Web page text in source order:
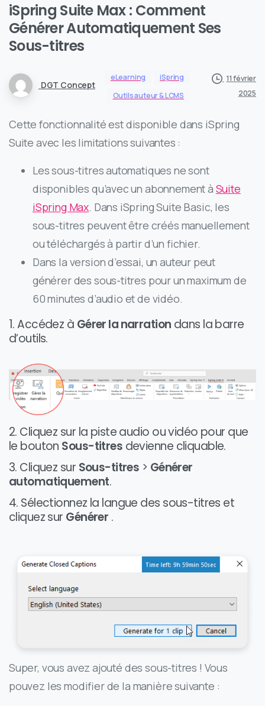
iSpring Suite Max : Comment
Générer Automatiquement Ses
Sous-titres
DGT Concept
eLearning
iSpring
Outils auteur & LCMS
11 février
2025
Cette fonctionnalité est disponible dans iSpring
Suite avec les limitations suivantes :
Les sous-titres automatiques ne sont
disponibles qu’avec un abonnement à Suite
iSpring Max. Dans iSpring Suite Basic, les
sous-titres peuvent être créés manuellement
ou téléchargés à partir d’un fichier.
Dans la version d’essai, un auteur peut
générer des sous-titres pour un maximum de
60 minutes d’audio et de vidéo.
1. Accédez à Gérer la narration dans la barre
d’outils.
2. Cliquez sur la piste audio ou vidéo pour que
le bouton Sous-titres devienne cliquable.
3. Cliquez sur Sous-titres > Générer
automatiquement.
4. Sélectionnez la langue des sous-titres et
cliquez sur Générer .
Super, vous avez ajouté des sous-titres ! Vous
pouvez les modifier de la manière suivante :